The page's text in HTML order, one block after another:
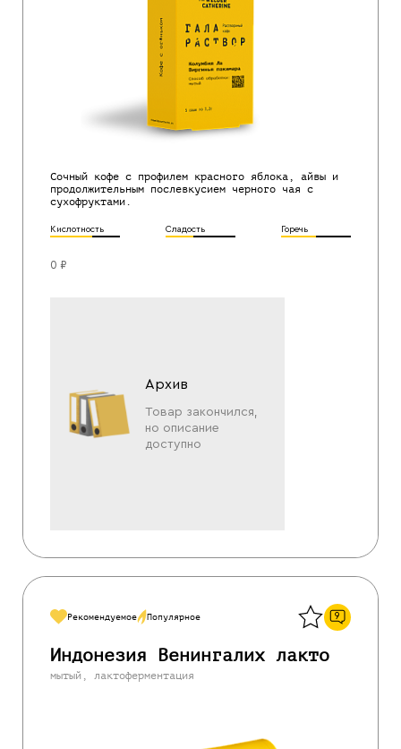
Сочный кофе с профилем красного яблока, айвы и
продолжительным послевкусием черного чая с
сухофруктами.
Кислотность Сладость Горечь
0 ₽
Архив
Товар закончился,
но описание
доступно
Рекомендуемое Популярное 9
Индонезия Венингалих лакто
мытый, лактоферментация